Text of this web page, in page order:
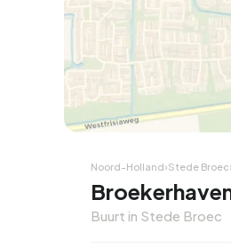
Noord-Holland›Stede Broec›
Buurt in Stede Broec